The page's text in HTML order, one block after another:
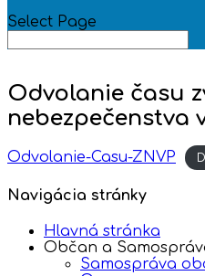
Select Page
Odvolanie času
nebezpečenstva
Odvolanie-Casu-ZNVP
Navigácia stránky
Hlavná stránka
Občan a
Samospráva